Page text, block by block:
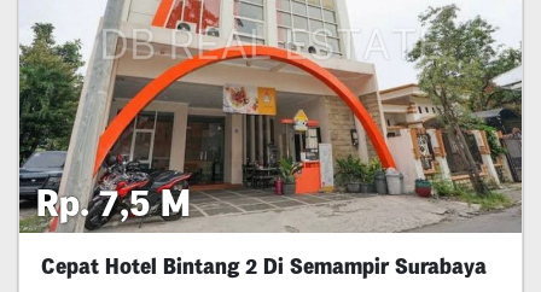
Rp. 7,5 M
Cepat Hotel Bintang 2 Di Semampir Surabaya